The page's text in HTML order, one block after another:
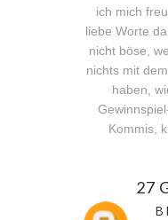
ich mich
liebe Worte
nicht böse,
nichts mit
haben,
Kommis,
27